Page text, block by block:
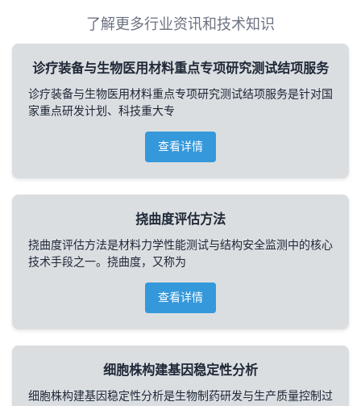
了解更多行业资讯和技术知识
诊疗装备与生物医用材料重点专项研究测试结项服务
诊疗装备与生物医用材料重点专项研究测试结项服务是针对国
家重点研发计划、科技重大专
查看详情
挠曲度评估方法
挠曲度评估方法是材料力学性能测试与结构安全监测中的核心
技术手段之一。挠曲度，又称为
查看详情
细胞株构建基因稳定性分析
细胞株构建基因稳定性分析是生物制药研发与生产质量控制过